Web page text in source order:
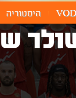
VOD היסטוריה